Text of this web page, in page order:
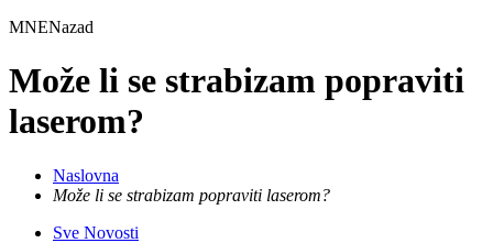
MNENazad
Može li se strabizam popraviti
laserom?
Naslovna
Može li se strabizam popraviti laserom?
Sve Novosti